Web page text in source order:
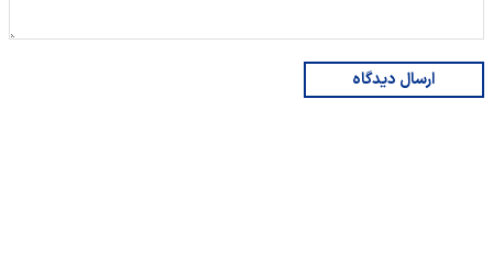
ارسال دیدگاه